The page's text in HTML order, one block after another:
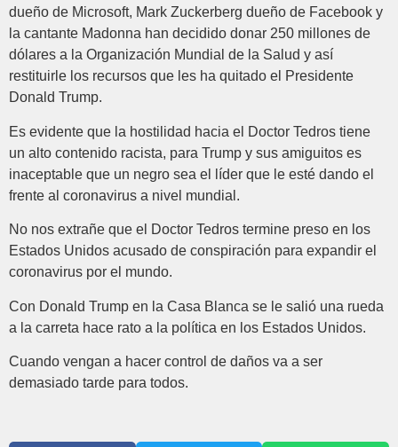
dueño de Microsoft, Mark Zuckerberg dueño de Facebook y
la cantante Madonna han decidido donar 250 millones de
dólares a la Organización Mundial de la Salud y así
restituirle los recursos que les ha quitado el Presidente
Donald Trump.
Es evidente que la hostilidad hacia el Doctor Tedros tiene
un alto contenido racista, para Trump y sus amiguitos es
inaceptable que un negro sea el líder que le esté dando el
frente al coronavirus a nivel mundial.
No nos extrañe que el Doctor Tedros termine preso en los
Estados Unidos acusado de conspiración para expandir el
coronavirus por el mundo.
Con Donald Trump en la Casa Blanca se le salió una rueda
a la carreta hace rato a la política en los Estados Unidos.
Cuando vengan a hacer control de daños va a ser
demasiado tarde para todos.